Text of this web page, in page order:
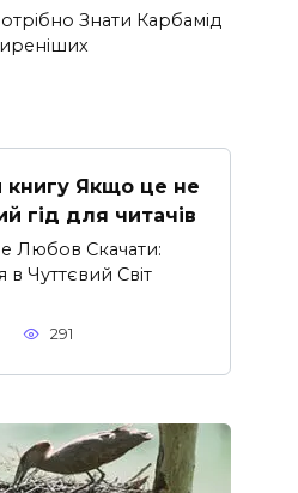
Знати Карбамід
книгу Якщо це не
гід для читачів
Любов Скачати:
в Чуттєвий Світ
291